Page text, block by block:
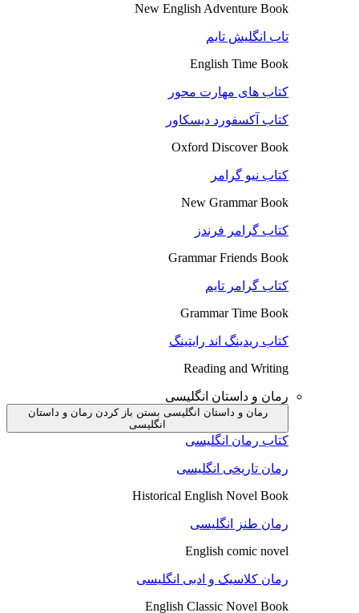
New English Adventure Book
تاب انگلیش تایم
English Time Book
کتاب های مهارت محور
کتاب آکسفورد دیسکاور
Oxford Discover Book
کتاب نیو گرامر
New Grammar Book
کتاب گرامر فرندز
Grammar Friends Book
کتاب گرامر تایم
Grammar Time Book
کتاب ریدینگ اند رایتینگ
Reading and Writing
رمان و داستان انگلیسی
رمان و داستان انگلیسی بستن باز کردن رمان و داستان
انگلیسی
کتاب رمان انگلیسی
رمان تاریخی انگلیسی
Historical English Novel Book
رمان طنز انگلیسی
English comic novel
رمان کلاسیک و ادبی انگلیسی
English Classic Novel Book